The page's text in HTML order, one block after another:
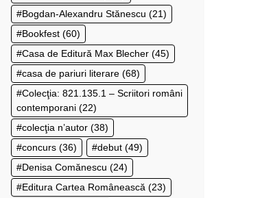
Bogdan-Alexandru Stănescu (21)
Bookfest (60)
Casa de Editură Max Blecher (45)
casa de pariuri literare (68)
Colecţia: 821.135.1 – Scriitori români
contemporani (22)
colecţia n’autor (38)
concurs (36) debut (49)
Denisa Comănescu (24)
Editura Cartea Românească (23)